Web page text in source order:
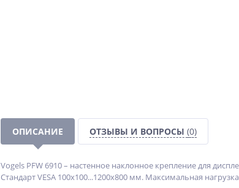
ОПИСАНИЕ ОТЗЫВЫ И ВОПРОСЫ (0)
Vogels PFW 6910 – настенное наклонное крепление для
Стандарт VESA 100х100...1200х800 мм. Максимальная